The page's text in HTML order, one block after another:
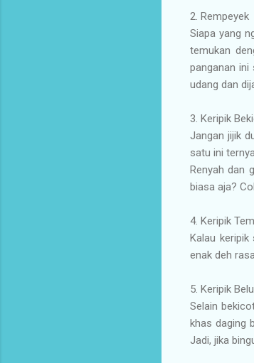
2. Rempeyek
Siapa yang
temukan
panganan ini
udang dan
3. Keripik
Jangan jijik
satu ini
Renyah dan
biasa aja?
4. Keripik
Kalau
enak deh
5. Keripik
Selain
khas daging
Jadi, jika